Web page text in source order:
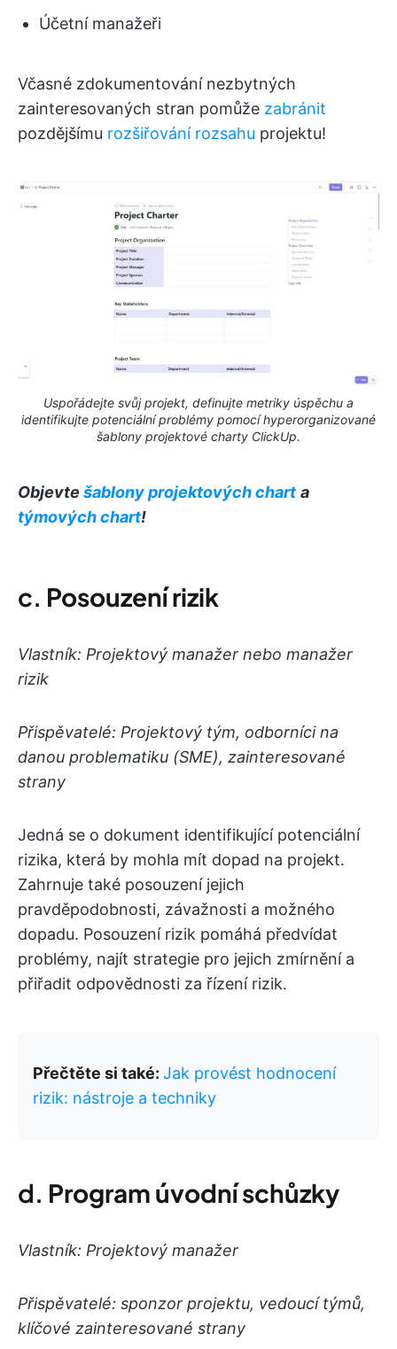
Účetní manažeři
Včasné zdokumentování nezbytných
zainteresovaných stran pomůže zabránit
pozdějšímu rozšiřování rozsahu projektu!
Uspořádejte svůj projekt, definujte metriky úspěchu a
identifikujte potenciální problémy pomocí hyperorganizované
šablony projektové charty ClickUp.
Objevte šablony projektových chart a
týmových chart!
c. Posouzení rizik
Vlastník: Projektový manažer nebo manažer
rizik
Přispěvatelé: Projektový tým, odborníci na
danou problematiku (SME), zainteresované
strany
Jedná se o dokument identifikující potenciální
rizika, která by mohla mít dopad na projekt.
Zahrnuje také posouzení jejich
pravděpodobnosti, závažnosti a možného
dopadu. Posouzení rizik pomáhá předvídat
problémy, najít strategie pro jejich zmírnění a
přiřadit odpovědnosti za řízení rizik.
Přečtěte si také: Jak provést hodnocení
rizik: nástroje a techniky
d. Program úvodní schůzky
Vlastník: Projektový manažer
Přispěvatelé: sponzor projektu, vedoucí týmů,
klíčové zainteresované strany